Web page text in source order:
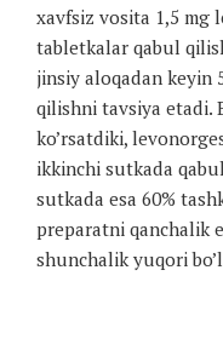
xavfsiz vosita 1,5 mg
tabletkalar qabul
jinsiy aloqadan keyin
qilishni tavsiya etadi.
ko’rsatdiki,
ikkinchi sutkada
sutkada esa 60%
preparatni qanchalik
shunchalik yuqori